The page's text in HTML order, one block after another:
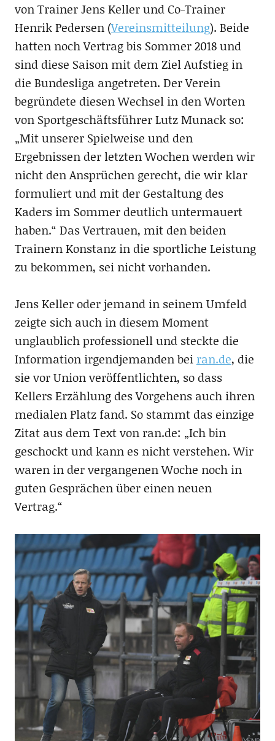
von Trainer Jens Keller und Co-Trainer
Henrik Pedersen (Vereinsmitteilung). Beide
hatten noch Vertrag bis Sommer 2018 und
sind diese Saison mit dem Ziel Aufstieg in
die Bundesliga angetreten. Der Verein
begründete diesen Wechsel in den Worten
von Sportgeschäftsführer Lutz Munack so:
„Mit unserer Spielweise und den
Ergebnissen der letzten Wochen werden wir
nicht den Ansprüchen gerecht, die wir klar
formuliert und mit der Gestaltung des
Kaders im Sommer deutlich untermauert
haben.“ Das Vertrauen, mit den beiden
Trainern Konstanz in die sportliche Leistung
zu bekommen, sei nicht vorhanden.
Jens Keller oder jemand in seinem Umfeld
zeigte sich auch in diesem Moment
unglaublich professionell und steckte die
Information irgendjemanden bei ran.de, die
sie vor Union veröffentlichten, so dass
Kellers Erzählung des Vorgehens auch ihren
medialen Platz fand. So stammt das einzige
Zitat aus dem Text von ran.de: „Ich bin
geschockt und kann es nicht verstehen. Wir
waren in der vergangenen Woche noch in
guten Gesprächen über einen neuen
Vertrag.“